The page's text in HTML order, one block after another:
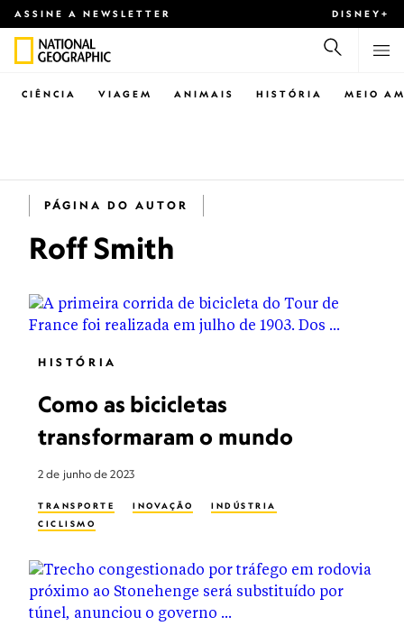
ASSINE A NEWSLETTER DISNEY+
CIÊNCIA VIAGEM ANIMAIS HISTÓRIA MEIO
PÁGINA DO AUTOR
Roff Smith
HISTÓRIA
Como as bicicletas
transformaram o mundo
2 de junho de 2023
TRANSPORTE INOVAÇÃO
INDÚSTRIA
CICLISMO